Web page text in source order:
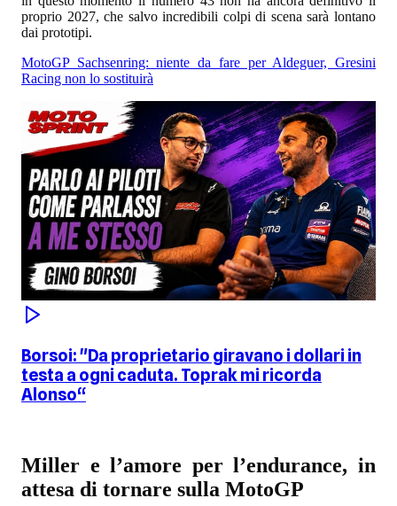
proprio 2027, che salvo incredibili colpi di scena sarà lontano
dai prototipi.
MotoGP Sachsenring: niente da fare per Aldeguer, Gresini
Racing non lo sostituirà
Borsoi: "Da proprietario giravano i dollari in
testa a ogni caduta. Toprak mi ricorda
Alonso“
Miller e l’amore per l’endurance, in
attesa di tornare sulla MotoGP